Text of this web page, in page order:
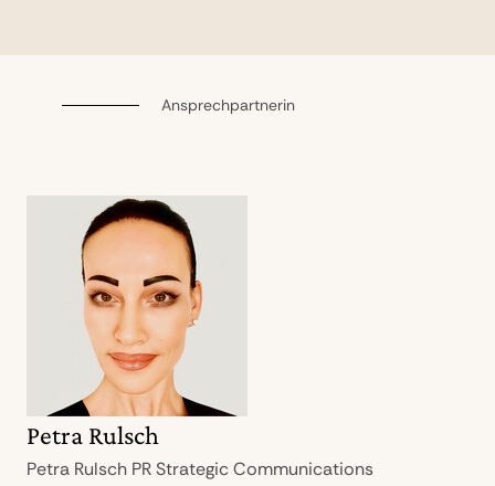
Ansprechpartnerin
Petra Rulsch
Petra Rulsch PR Strategic Communications